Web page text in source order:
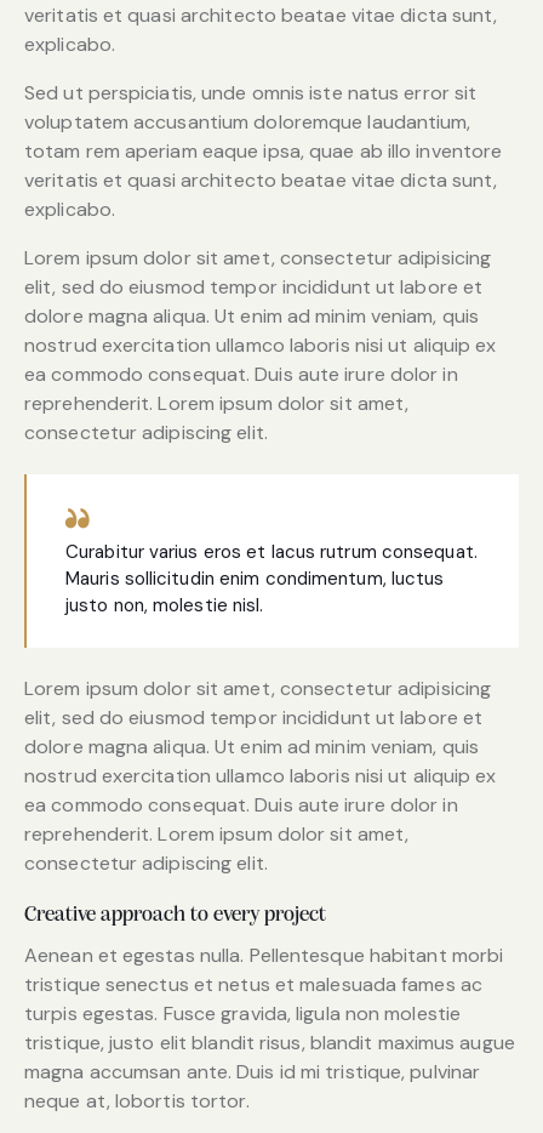
veritatis et quasi architecto beatae vitae dicta sunt,
explicabo.
Sed ut perspiciatis, unde omnis iste natus error sit
voluptatem accusantium doloremque laudantium,
totam rem aperiam eaque ipsa, quae ab illo inventore
veritatis et quasi architecto beatae vitae dicta sunt,
explicabo.
Lorem ipsum dolor sit amet, consectetur adipisicing
elit, sed do eiusmod tempor incididunt ut labore et
dolore magna aliqua. Ut enim ad minim veniam, quis
nostrud exercitation ullamco laboris nisi ut aliquip ex
ea commodo consequat. Duis aute irure dolor in
reprehenderit. Lorem ipsum dolor sit amet,
consectetur adipiscing elit.
Curabitur varius eros et lacus rutrum consequat.
Mauris sollicitudin enim condimentum, luctus
justo non, molestie nisl.
Lorem ipsum dolor sit amet, consectetur adipisicing
elit, sed do eiusmod tempor incididunt ut labore et
dolore magna aliqua. Ut enim ad minim veniam, quis
nostrud exercitation ullamco laboris nisi ut aliquip ex
ea commodo consequat. Duis aute irure dolor in
reprehenderit. Lorem ipsum dolor sit amet,
consectetur adipiscing elit.
Creative approach to every project
Aenean et egestas nulla. Pellentesque habitant morbi
tristique senectus et netus et malesuada fames ac
turpis egestas. Fusce gravida, ligula non molestie
tristique, justo elit blandit risus, blandit maximus augue
magna accumsan ante. Duis id mi tristique, pulvinar
neque at, lobortis tortor.